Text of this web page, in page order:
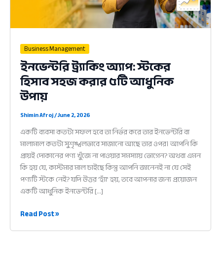
Business Management
ইনভেন্টরি ট্র্যাকিং অ্যাপ: স্টকের
হিসাব সহজ করার ৫টি আধুনিক
উপায়
Shimin Afroj/June 2, 2026
একটি ব্যবসা কতটা সফল হবে তা নির্ভর করে তার ইনভেন্টরি বা
মালামাল কতটা সুশৃঙ্খলভাবে সাজানো আছে তার ওপর। আপনি কি
প্রায়ই দোকানের পণ্য খুঁজে না পাওয়ার সমস্যায় ভোগেন? অথবা এমন
কি হয় যে, কাস্টমার মাল চাইছে কিন্তু আপনি জানেনই না যে সেই
পণ্যটি স্টকে নেই? যদি উত্তর ‘হ্যাঁ’ হয়, তবে আপনার জন্য প্রয়োজন
একটি আধুনিক ইনভেন্টরি […]
ইনভেন্টরি
Read Post »